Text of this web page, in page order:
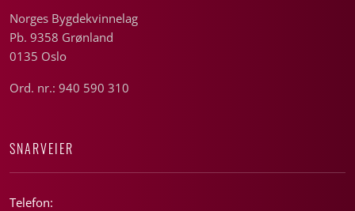
Norges Bygdekvinnelag
Pb. 9358 Grønland
0135 Oslo
Ord. nr.: 940 590 310
SNARVEIER
Telefon: